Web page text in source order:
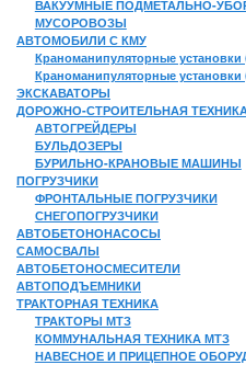
ВАКУУМНЫЕ ПОДМЕТАЛЬНО-
МУСОРОВОЗЫ
АВТОМОБИЛИ С КМУ
Краноманипуляторные
Краноманипуляторные
ЭКСКАВАТОРЫ
ДОРОЖНО-СТРОИТЕЛЬНАЯ
АВТОГРЕЙДЕРЫ
БУЛЬДОЗЕРЫ
БУРИЛЬНО-КРАНОВЫЕ МАШИНЫ
ПОГРУЗЧИКИ
ФРОНТАЛЬНЫЕ ПОГРУЗЧИКИ
СНЕГОПОГРУЗЧИКИ
АВТОБЕТОНОНАСОСЫ
САМОСВАЛЫ
АВТОБЕТОНОСМЕСИТЕЛИ
АВТОПОДЪЕМНИКИ
ТРАКТОРНАЯ ТЕХНИКА
ТРАКТОРЫ МТЗ
КОММУНАЛЬНАЯ ТЕХНИКА МТЗ
НАВЕСНОЕ И ПРИЦЕПНОЕ